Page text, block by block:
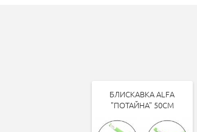
БЛИСКАВКА ALFA
"ПОТАЙНА" 50СМ